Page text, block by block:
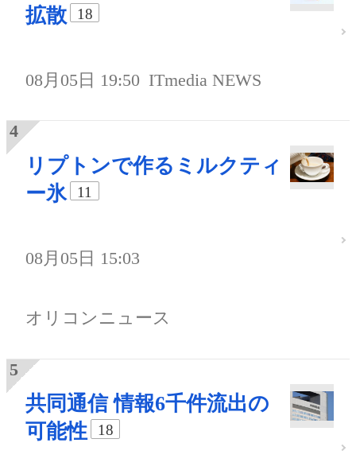
拡散
18
08月05日 19:50 ITmedia NEWS
リプトンで作るミルクティ
ー氷
11
08月05日 15:03
オリコンニュース
共同通信 情報6千件流出の
可能性
18